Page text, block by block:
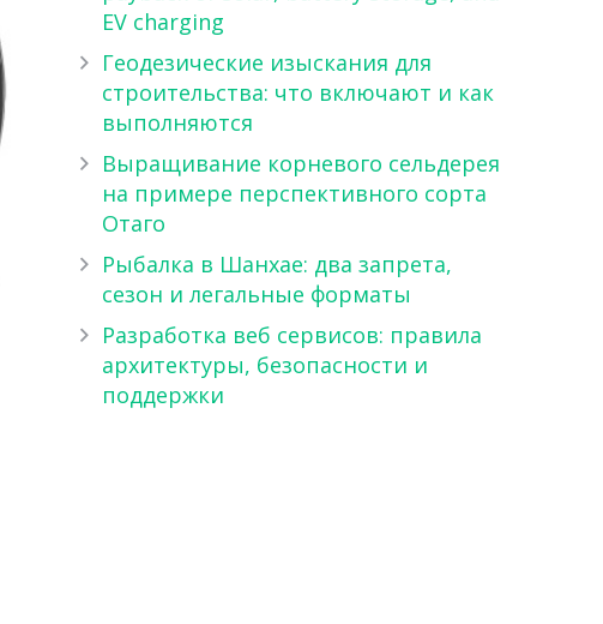
EV charging
Геодезические изыскания для
строительства: что включают и как
выполняются
Выращивание корневого сельдерея
на примере перспективного сорта
Отаго
Рыбалка в Шанхае: два запрета,
сезон и легальные форматы
Разработка веб сервисов: правила
архитектуры, безопасности и
поддержки